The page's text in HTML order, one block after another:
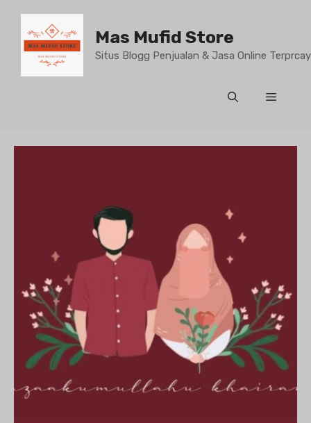
Mas Mufid Store
Situs Blogg Penjualan & Jasa Online